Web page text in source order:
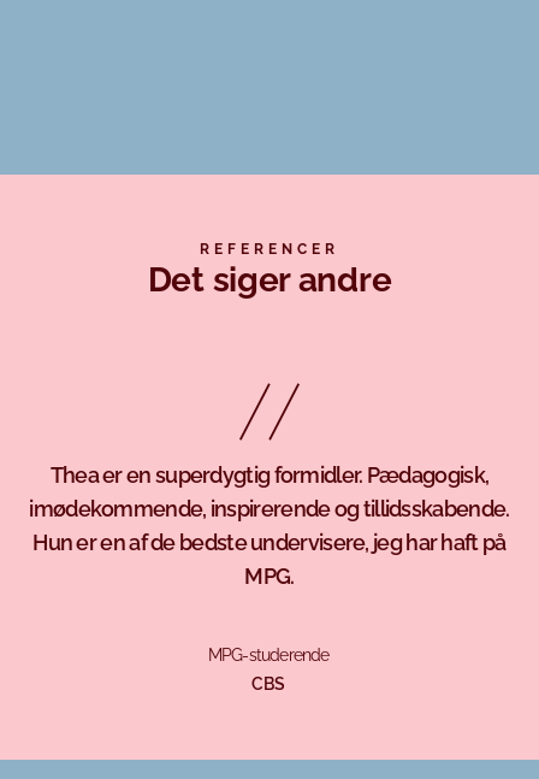
REFERENCER
Det siger andre
Thea er en superdygtig formidler. Pædagogisk,
imødekommende, inspirerende og tillidsskabende.
Hun er en af de bedste undervisere, jeg har haft på
MPG.
MPG-studerende
CBS